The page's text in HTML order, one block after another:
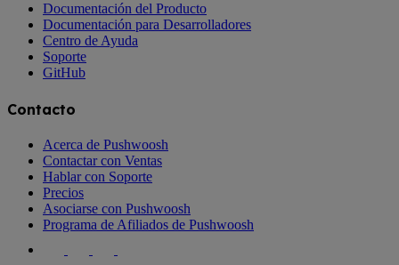
Documentación del Producto
Documentación para Desarrolladores
Centro de Ayuda
Soporte
GitHub
Contacto
Acerca de Pushwoosh
Contactar con Ventas
Hablar con Soporte
Precios
Asociarse con Pushwoosh
Programa de Afiliados de Pushwoosh